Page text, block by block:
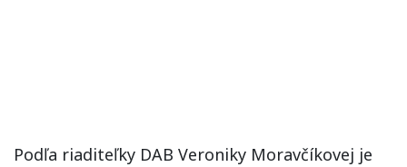
Podľa riaditeľky DAB Veroniky Moravčíkovej je